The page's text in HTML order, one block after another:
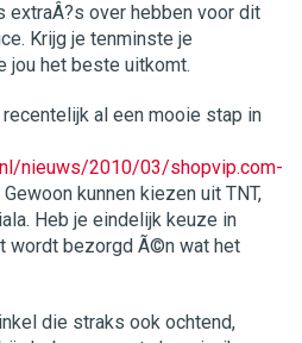
extraÂ?s over hebben voor dit
Krijg je tenminste je
jou het beste uitkomt.
al een mooie stap in
nieuws/2010/03/shopvip.com-
Gewoon kunnen kiezen uit TNT,
Heb je eindelijk keuze in
wordt bezorgd Ã©n wat het
die straks ook ochtend,